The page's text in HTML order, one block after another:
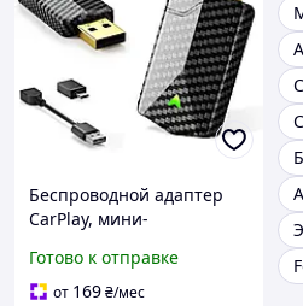
Беспроводной адаптер
CarPlay, мини-
CarPlay с быстрым Wi-Fi 5
ГГц и Bluetooth,
Готово к отправке
от 169₴/мес